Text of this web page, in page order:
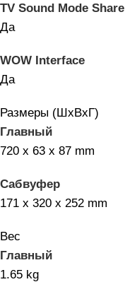
TV Sound Mode Share
Да
WOW Interface
Да
Размеры (ШхВхГ)
Главный
720 x 63 x 87 mm
Сабвуфер
171 x 320 x 252 mm
Вес
Главный
1.65 kg